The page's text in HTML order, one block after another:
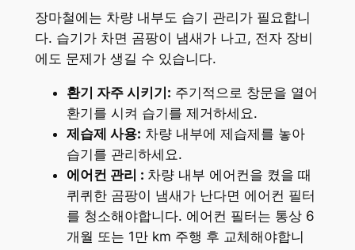
장마철에는 차량 내부도 습기 관리가 필요합니
다. 습기가 차면 곰팡이 냄새가 나고, 전자 장비
에도 문제가 생길 수 있습니다.
환기 자주 시키기: 주기적으로 창문을 열어
환기를 시켜 습기를 제거하세요.
제습제 사용: 차량 내부에 제습제를 놓아
습기를 관리하세요.
에어컨 관리 : 차량 내부 에어컨을 켰을 때
퀴퀴한 곰팡이 냄새가 난다면 에어컨 필터
를 청소해야합니다. 에어컨 필터는 통상 6
개월 또는 1만 km 주행 후 교체해야합니